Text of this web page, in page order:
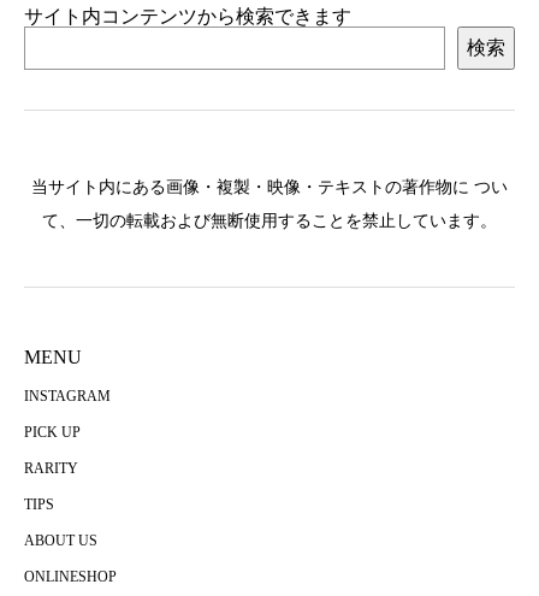
サイト内コンテンツから検索できます
検索
当サイト内にある画像・複製・映像・テキストの著作物に つい
て、一切の転載および無断使用することを禁止しています。
MENU
INSTAGRAM
PICK UP
RARITY
TIPS
ABOUT US
ONLINESHOP